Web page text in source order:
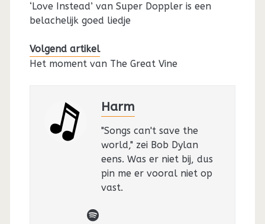
‘Love Instead’ van Super Doppler is een
belachelijk goed liedje
Volgend artikel
Het moment van The Great Vine
Harm
"Songs can't save the
world," zei Bob Dylan
eens. Was er niet bij, dus
pin me er vooral niet op
vast.
spotify